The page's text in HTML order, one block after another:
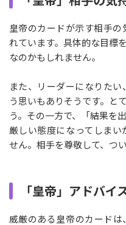
皇帝のカードが示す相手
れています。具体的な目標
なのかもしれません。
また、リーダーになりた
う思いもありそうです。と
う。その一方で、「結果を
厳しい態度になってしま
せん。相手を尊敬して、つ
「皇帝」アドバイ
威厳のある皇帝のカード